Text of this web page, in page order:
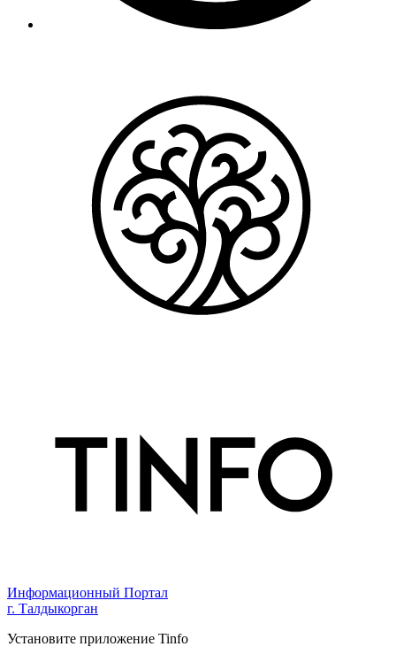
Информационный Портал
г. Талдыкорган
Установите приложение Tinfo